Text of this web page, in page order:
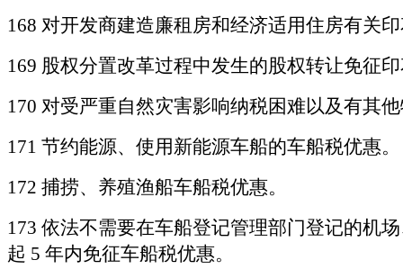
168 对开发商建造廉租房和经济适用住房有关
169 股权分置改革过程中发生的股权转让免征
170 对受严重自然灾害影响纳税困难以及有其
171 节约能源、使用新能源车船的车船税优惠。
172 捕捞、养殖渔船车船税优惠。
173 依法不需要在车船登记管理部门登记的机
起 5 年内免征车船税优惠。